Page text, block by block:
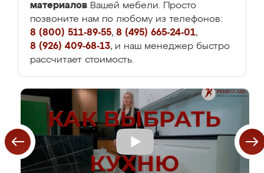
материалов Вашей мебели. Просто
позвоните нам по любому из телефонов:
8 (800) 511-89-55, 8 (495) 665-24-01,
8 (926) 409-68-13, и наш менеджер быстро
рассчитает стоимость.